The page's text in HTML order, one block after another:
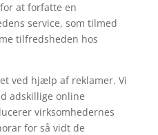
at forfatte en
service, som tilmed
tilfredsheden hos
ved hjælp af reklamer. Vi
adskillige online
virksomhedernes
for så vidt de